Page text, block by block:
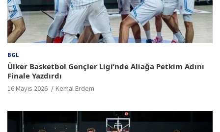
BGL
Ülker Basketbol Gençler Ligi’nde Aliağa Petkim Adını
Finale Yazdırdı
16 Mayıs 2026 Kemal Erdem